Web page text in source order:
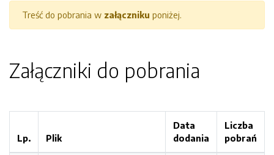
Treść do pobrania w załączniku poniżej.
Załączniki do pobrania
Lp. Plik
Data
dodania
Liczba
pobrań